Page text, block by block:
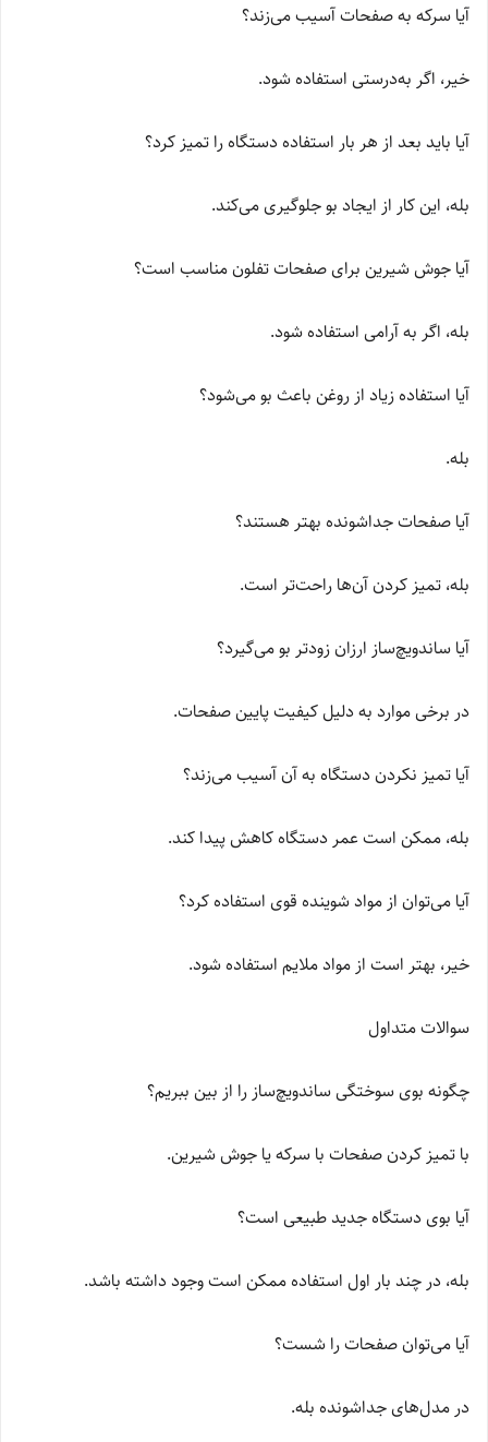
آیا سرکه به صفحات آسیب می‌زند؟
خیر، اگر به‌درستی استفاده شود.
آیا باید بعد از هر بار استفاده دستگاه را تمیز کرد؟
بله، این کار از ایجاد بو جلوگیری می‌کند.
آیا جوش شیرین برای صفحات تفلون مناسب است؟
بله، اگر به آرامی استفاده شود.
آیا استفاده زیاد از روغن باعث بو می‌شود؟
بله.
آیا صفحات جداشونده بهتر هستند؟
بله، تمیز کردن آن‌ها راحت‌تر است.
آیا ساندویچ‌ساز ارزان زودتر بو می‌گیرد؟
در برخی موارد به دلیل کیفیت پایین صفحات.
آیا تمیز نکردن دستگاه به آن آسیب می‌زند؟
بله، ممکن است عمر دستگاه کاهش پیدا کند.
آیا می‌توان از مواد شوینده قوی استفاده کرد؟
خیر، بهتر است از مواد ملایم استفاده شود.
سوالات متداول
چگونه بوی سوختگی ساندویچ‌ساز را از بین ببریم؟
با تمیز کردن صفحات با سرکه یا جوش شیرین.
آیا بوی دستگاه جدید طبیعی است؟
بله، در چند بار اول استفاده ممکن است وجود داشته باشد.
آیا می‌توان صفحات را شست؟
در مدل‌های جداشونده بله.